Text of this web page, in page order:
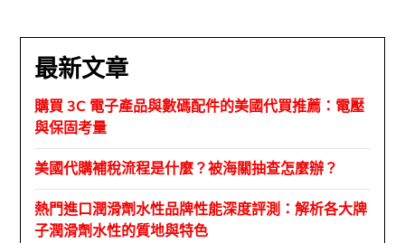
最新文章
購買 3C 電子產品與數碼配件的美國代買推薦：電壓
與保固考量
美國代購補稅流程是什麼？被海關抽查怎麼辦？
熱門進口潤滑劑水性品牌性能深度評測：解析各大牌
子潤滑劑水性的質地與特色